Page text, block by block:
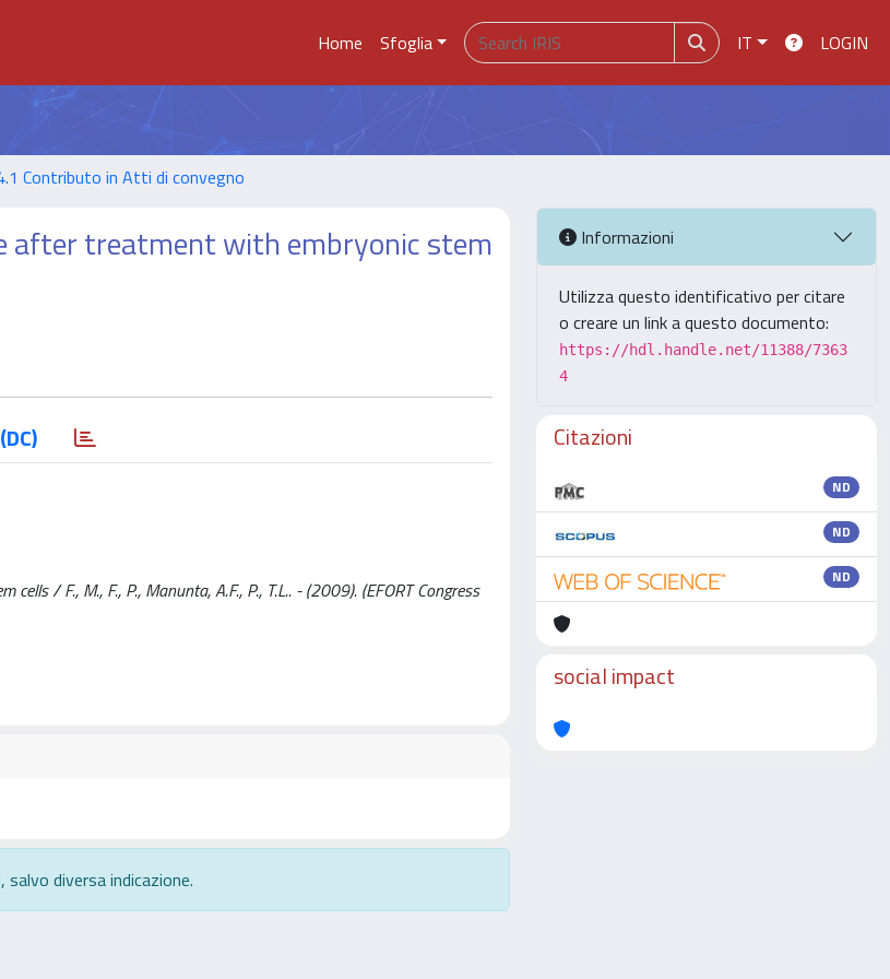
Home Sfoglia IT LOGIN
Contributo in Atti di convegno
after treatment with embryonic stem
/ F., M., F., P., Manunta, A.F., P., T.L.. - (2009). (EFORT Congress
diversa indicazione.
Informazioni
Utilizza questo identificativo per citare
o creare un link a questo documento:
https://hdl.handle.net/11388/7363
4
Citazioni
ND
ND
ND
social impact